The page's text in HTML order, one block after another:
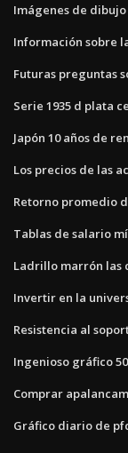
Imágenes de
Información sobre
Futuras preguntas
Serie 1935 d plata
Japón 10 años de
Los precios de las
Retorno promedio
Tablas de salario
Ladrillo marrón las
Invertir en la
Resistencia al
Ingenioso gráfico
Comprar
Gráfico diario de